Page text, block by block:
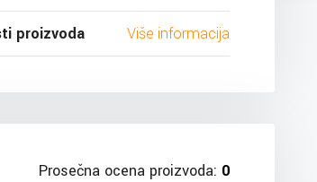
proizvoda Više informacija
Prosečna ocena proizvoda: 0